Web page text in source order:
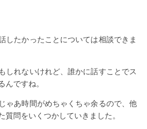
したかったことについては相談できま
しれないけれど、誰かに話すことでス
んですね。
ゃあ時間がめちゃくちゃ余るので、他
質問をいくつかしていきました。